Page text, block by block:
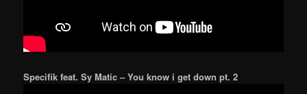
Specifik feat. Sy Matic – You know i get down pt. 2